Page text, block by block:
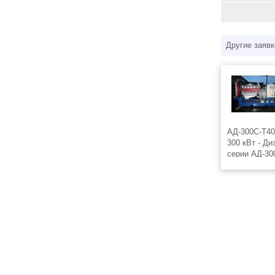
Другие
АД-300С-
300 кВт -
серии АД-